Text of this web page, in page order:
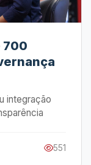
700
integração
551